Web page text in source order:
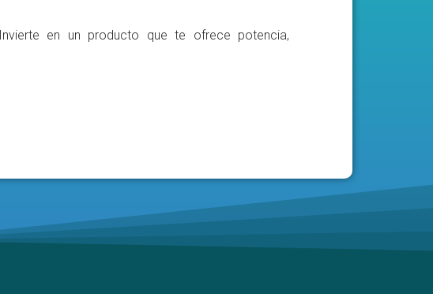
en un producto que te ofrece potencia,